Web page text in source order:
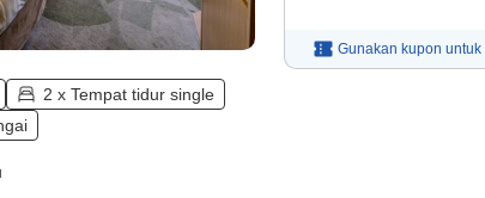
2 x Tempat tidur single
Gunakan kupon untuk